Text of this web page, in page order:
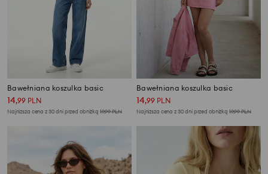
Bawełniana koszulka basic
14,99 PLN
Najniższa cena z 30 dni przed obniżką 19,99PLN
Bawełniana koszulka basic
14,99 PLN
Najniższa cena z 30 dni przed obniżką 19,99PLN